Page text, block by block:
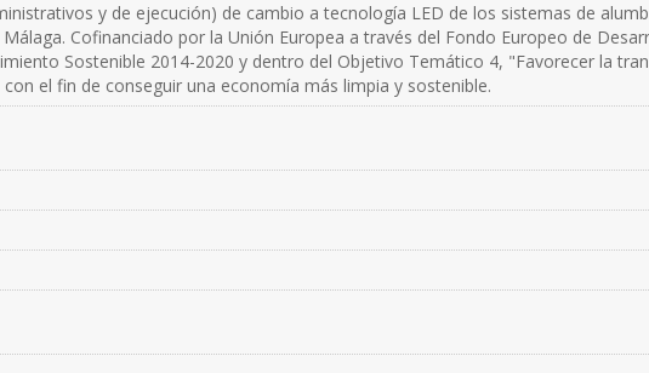
y de ejecución) de cambio a tecnología LED de los sistemas de
Cofinanciado por la Unión Europea a través del Fondo Europeo de
Sostenible 2014-2020 y dentro del Objetivo Temático 4, "Favorecer la
el fin de conseguir una economía más limpia y sostenible.